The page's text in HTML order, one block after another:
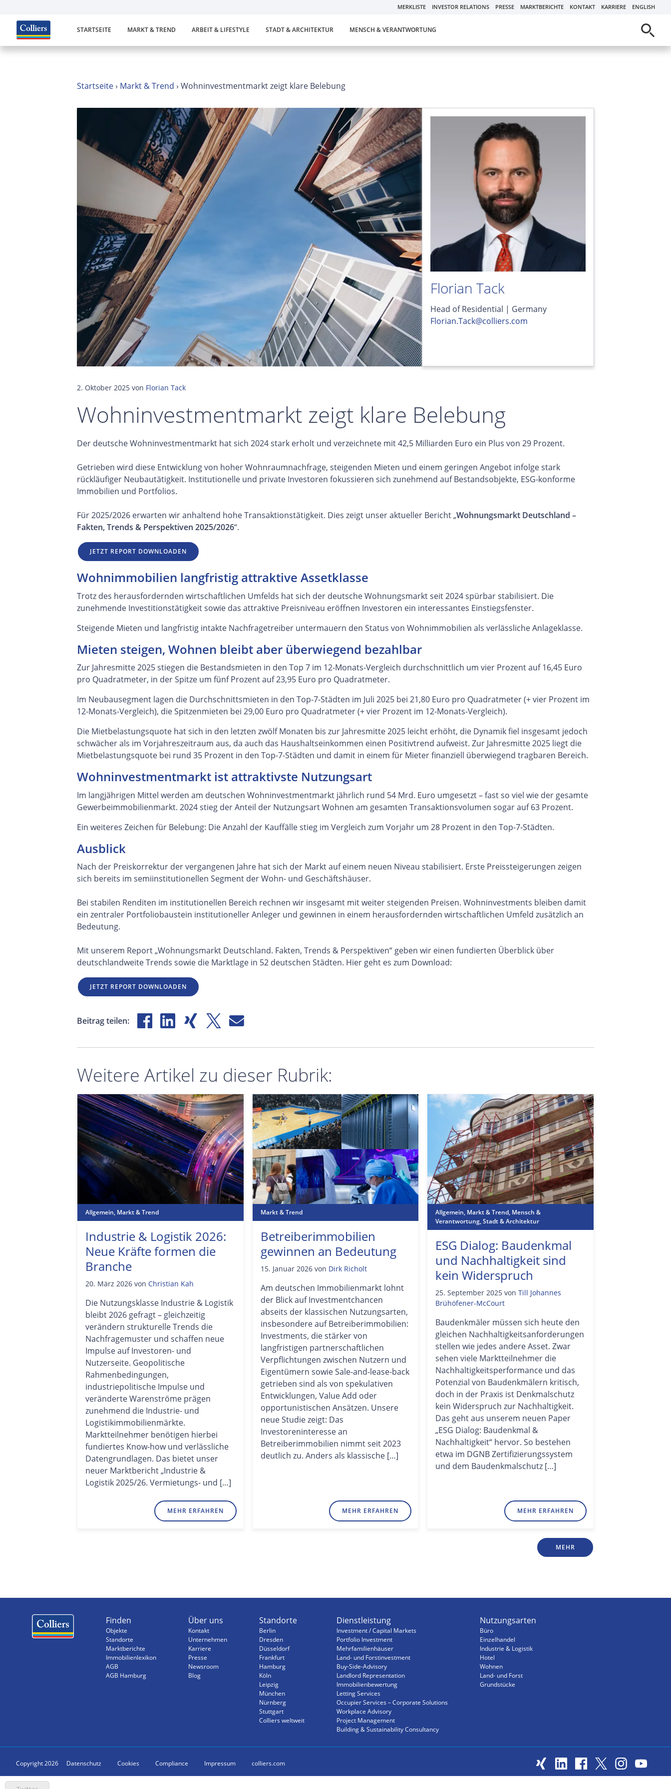
MERKLISTE INVESTOR RELATIONS PRESSE MARKTBERICHTE KONTAKT KARRIERE ENGLISH
STARTSEITE MARKT & TREND ARBEIT & LIFESTYLE STADT & ARCHITEKTUR MENSCH & VERANTWORTUNG
Startseite› Markt & Trend › Wohninvestmentmarkt zeigt klare Belebung
Florian Tack
Head of Residential | Germany
Florian.Tack@colliers.com
2. Oktober 2025 von Florian Tack
Wohninvestmentmarkt zeigt klare Belebung
Der deutsche Wohninvestmentmarkt hat sich 2024 stark erholt und verzeichnete mit 42,5 Milliarden Euro ein Plus von 29 Prozent.
Getrieben wird diese Entwicklung von hoher Wohnraumnachfrage, steigenden Mieten und einem geringen Angebot infolge stark
rückläufiger Neubautätigkeit. Institutionelle und private Investoren fokussieren sich zunehmend auf Bestandsobjekte, ESG-konforme
Immobilien und Portfolios.
Für 2025/2026 erwarten wir anhaltend hohe Transaktionstätigkeit. Dies zeigt unser aktueller Bericht „Wohnungsmarkt Deutschland –
Fakten, Trends & Perspektiven 2025/2026“.
JETZT REPORT DOWNLOADEN
Wohnimmobilien langfristig attraktive Assetklasse
Trotz des herausfordernden wirtschaftlichen Umfelds hat sich der deutsche Wohnungsmarkt seit 2024 spürbar stabilisiert. Die
zunehmende Investitionstätigkeit sowie das attraktive Preisniveau eröffnen Investoren ein interessantes Einstiegsfenster.
Steigende Mieten und langfristig intakte Nachfragetreiber untermauern den Status von Wohnimmobilien als verlässliche Anlageklasse.
Mieten steigen, Wohnen bleibt aber überwiegend bezahlbar
Zur Jahresmitte 2025 stiegen die Bestandsmieten in den Top 7 im 12-Monats-Vergleich durchschnittlich um vier Prozent auf 16,45 Euro
pro Quadratmeter, in der Spitze um fünf Prozent auf 23,95 Euro pro Quadratmeter.
Im Neubausegment lagen die Durchschnittsmieten in den Top-7-Städten im Juli 2025 bei 21,80 Euro pro Quadratmeter (+ vier Prozent im
12-Monats-Vergleich), die Spitzenmieten bei 29,00 Euro pro Quadratmeter (+ vier Prozent im 12-Monats-Vergleich).
Die Mietbelastungsquote hat sich in den letzten zwölf Monaten bis zur Jahresmitte 2025 leicht erhöht, die Dynamik fiel insgesamt jedoch
schwächer als im Vorjahreszeitraum aus, da auch das Haushaltseinkommen einen Positivtrend aufweist. Zur Jahresmitte 2025 liegt die
Mietbelastungsquote bei rund 35 Prozent in den Top-7-Städten und damit in einem für Mieter finanziell überwiegend tragbaren Bereich.
Wohninvestmentmarkt ist attraktivste Nutzungsart
Im langjährigen Mittel werden am deutschen Wohninvestmentmarkt jährlich rund 54 Mrd. Euro umgesetzt – fast so viel wie der gesamte
Gewerbeimmobilienmarkt. 2024 stieg der Anteil der Nutzungsart Wohnen am gesamten Transaktionsvolumen sogar auf 63 Prozent.
Ein weiteres Zeichen für Belebung: Die Anzahl der Kauffälle stieg im Vergleich zum Vorjahr um 28 Prozent in den Top-7-Städten.
Ausblick
Nach der Preiskorrektur der vergangenen Jahre hat sich der Markt auf einem neuen Niveau stabilisiert. Erste Preissteigerungen zeigen
sich bereits im semiinstitutionellen Segment der Wohn- und Geschäftshäuser.
Bei stabilen Renditen im institutionellen Bereich rechnen wir insgesamt mit weiter steigenden Preisen. Wohninvestments bleiben damit
ein zentraler Portfoliobaustein institutioneller Anleger und gewinnen in einem herausfordernden wirtschaftlichen Umfeld zusätzlich an
Bedeutung.
Mit unserem Report „Wohnungsmarkt Deutschland. Fakten, Trends & Perspektiven“ geben wir einen fundierten Überblick über
deutschlandweite Trends sowie die Marktlage in 52 deutschen Städten. Hier geht es zum Download:
JETZT REPORT DOWNLOADEN
Beitrag teilen:
Weitere Artikel zu dieser Rubrik:
Allgemein, Markt & Trend
Industrie & Logistik 2026:
Neue Kräfte formen die
Branche
20. März 2026 von Christian Kah
Die Nutzungsklasse Industrie & Logistik
bleibt 2026 gefragt – gleichzeitig
verändern strukturelle Trends die
Nachfragemuster und schaffen neue
Impulse auf Investoren- und
Nutzerseite. Geopolitische
Rahmenbedingungen,
industriepolitische Impulse und
veränderte Warenströme prägen
zunehmend die Industrie- und
Logistikimmobilienmärkte.
Marktteilnehmer benötigen hierbei
fundiertes Know-how und verlässliche
Datengrundlagen. Das bietet unser
neuer Marktbericht „Industrie &
Logistik 2025/26. Vermietungs- und […]
MEHR ERFAHREN
Markt & Trend
Betreiberimmobilien
gewinnen an Bedeutung
15. Januar 2026von Dirk Richolt
Am deutschen Immobilienmarkt lohnt
der Blick auf Investmentchancen
abseits der klassischen Nutzungsarten,
insbesondere auf Betreiberimmobilien:
Investments, die stärker von
langfristigen partnerschaftlichen
Verpflichtungen zwischen Nutzern und
Eigentümern sowie Sale-and-lease-back
getrieben sind als von spekulativen
Entwicklungen, Value Add oder
opportunistischen Ansätzen. Unsere
neue Studie zeigt: Das
Investoreninteresse an
Betreiberimmobilien nimmt seit 2023
deutlich zu. Anders als klassische […]
MEHR ERFAHREN
Allgemein, Markt & Trend, Mensch &
Verantwortung,Stadt & Architektur
ESG Dialog: Baudenkmal
und Nachhaltigkeit sind
kein Widerspruch
25. September 2025 vonTill Johannes
Brühöfener-McCourt
Baudenkmäler müssen sich heute den
gleichen Nachhaltigkeitsanforderungen
stellen wie jedes andere Asset. Zwar
sehen viele Marktteilnehmer die
Nachhaltigkeitsperformance und das
Potenzial von Baudenkmälern kritisch,
doch in der Praxis ist Denkmalschutz
kein Widerspruch zur Nachhaltigkeit.
Das geht aus unserem neuen Paper
„ESG Dialog: Baudenkmal &
Nachhaltigkeit“ hervor. So bestehen
etwa im DGNB Zertifizierungssystem
und dem Baudenkmalschutz […]
MEHR ERFAHREN
MEHR
Finden
Objekte
Standorte
Marktberichte
Immobilienlexikon
AGB
AGB Hamburg
Über uns
Kontakt
Unternehmen
Karriere
Presse
Newsroom
Blog
Standorte
Berlin
Dresden
Düsseldorf
Frankfurt
Hamburg
Köln
Leipzig
München
Nürnberg
Stuttgart
Colliers weltweit
Dienstleistung
Investment / Capital Markets
Portfolio Investment
Mehrfamilienhäuser
Land- und Forstinvestment
Buy-Side-Advisory
Landlord Representation
Immobilienbewertung
Letting Services
Occupier Services – Corporate Solutions
Workplace Advisory
Project Management
Building & Sustainability Consultancy
Nutzungsarten
Büro
Einzelhandel
Industrie & Logistik
Hotel
Wohnen
Land- und Forst
Grundstücke
Datenschutz Cookies Compliance Impressum colliers.com
Copyright 2026